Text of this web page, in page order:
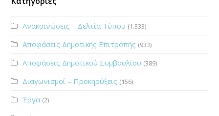
Ανακοινώσεις – Δελτία Τύπου (1.333)
Αποφάσεις Δημοτικής Επιτροπής (933)
Αποφάσεις Δημοτικού Συμβουλίου (389)
Διαγωνισμοί – Προκηρύξεις (156)
Έργα (2)